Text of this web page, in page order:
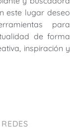
este lugar deseo
para
de forma
inspiración y